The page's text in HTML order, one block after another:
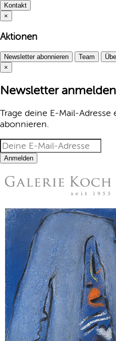
Kontakt
×
Aktionen
Newsletter abonnieren Team
×
Newsletter anmelden
Trage deine E-Mail-
abonnieren.
Anmelden